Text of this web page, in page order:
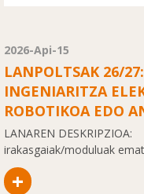
2026-Api-15
LANPOLTSAK 26/
INGENIARITZA
ROBOTIKOA EDO
LANAREN
irakasgaiak/moduluak
+